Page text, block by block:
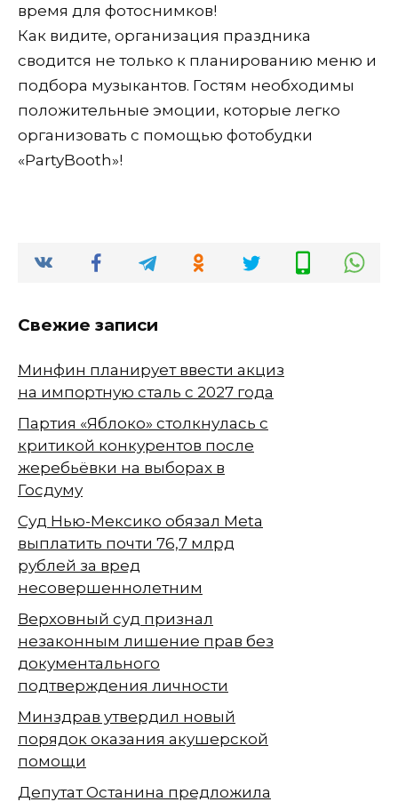
время для фотоснимков!
Как видите, организация праздника
сводится не только к планированию меню и
подбора музыкантов. Гостям необходимы
положительные эмоции, которые легко
организовать с помощью фотобудки
«PartyBooth»!
Свежие записи
Минфин планирует ввести акциз
на импортную сталь с 2027 года
Партия «Яблоко» столкнулась с
критикой конкурентов после
жеребьёвки на выборах в
Госдуму
Суд Нью-Мексико обязал Meta
выплатить почти 76,7 млрд
рублей за вред
несовершеннолетним
Верховный суд признал
незаконным лишение прав без
документального
подтверждения личности
Минздрав утвердил новый
порядок оказания акушерской
помощи
Депутат Останина предложила